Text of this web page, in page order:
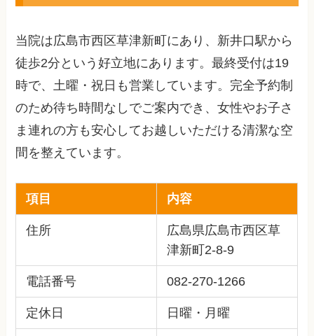
当院は広島市西区草津新町にあり、新井口駅から
徒歩2分という好立地にあります。最終受付は19
時で、土曜・祝日も営業しています。完全予約制
のため待ち時間なしでご案内でき、女性やお子さ
ま連れの方も安心してお越しいただける清潔な空
間を整えています。
項目 内容
住所
広島県広島市西区草
津新町2-8-9
電話番号 082-270-1266
定休日 日曜・月曜